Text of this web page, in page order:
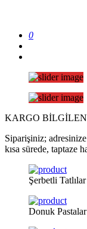
0
KARGO
Siparişiniz;
kısa sürede, taptaze
Şerbetli Tatlılar
Donuk Pastalar